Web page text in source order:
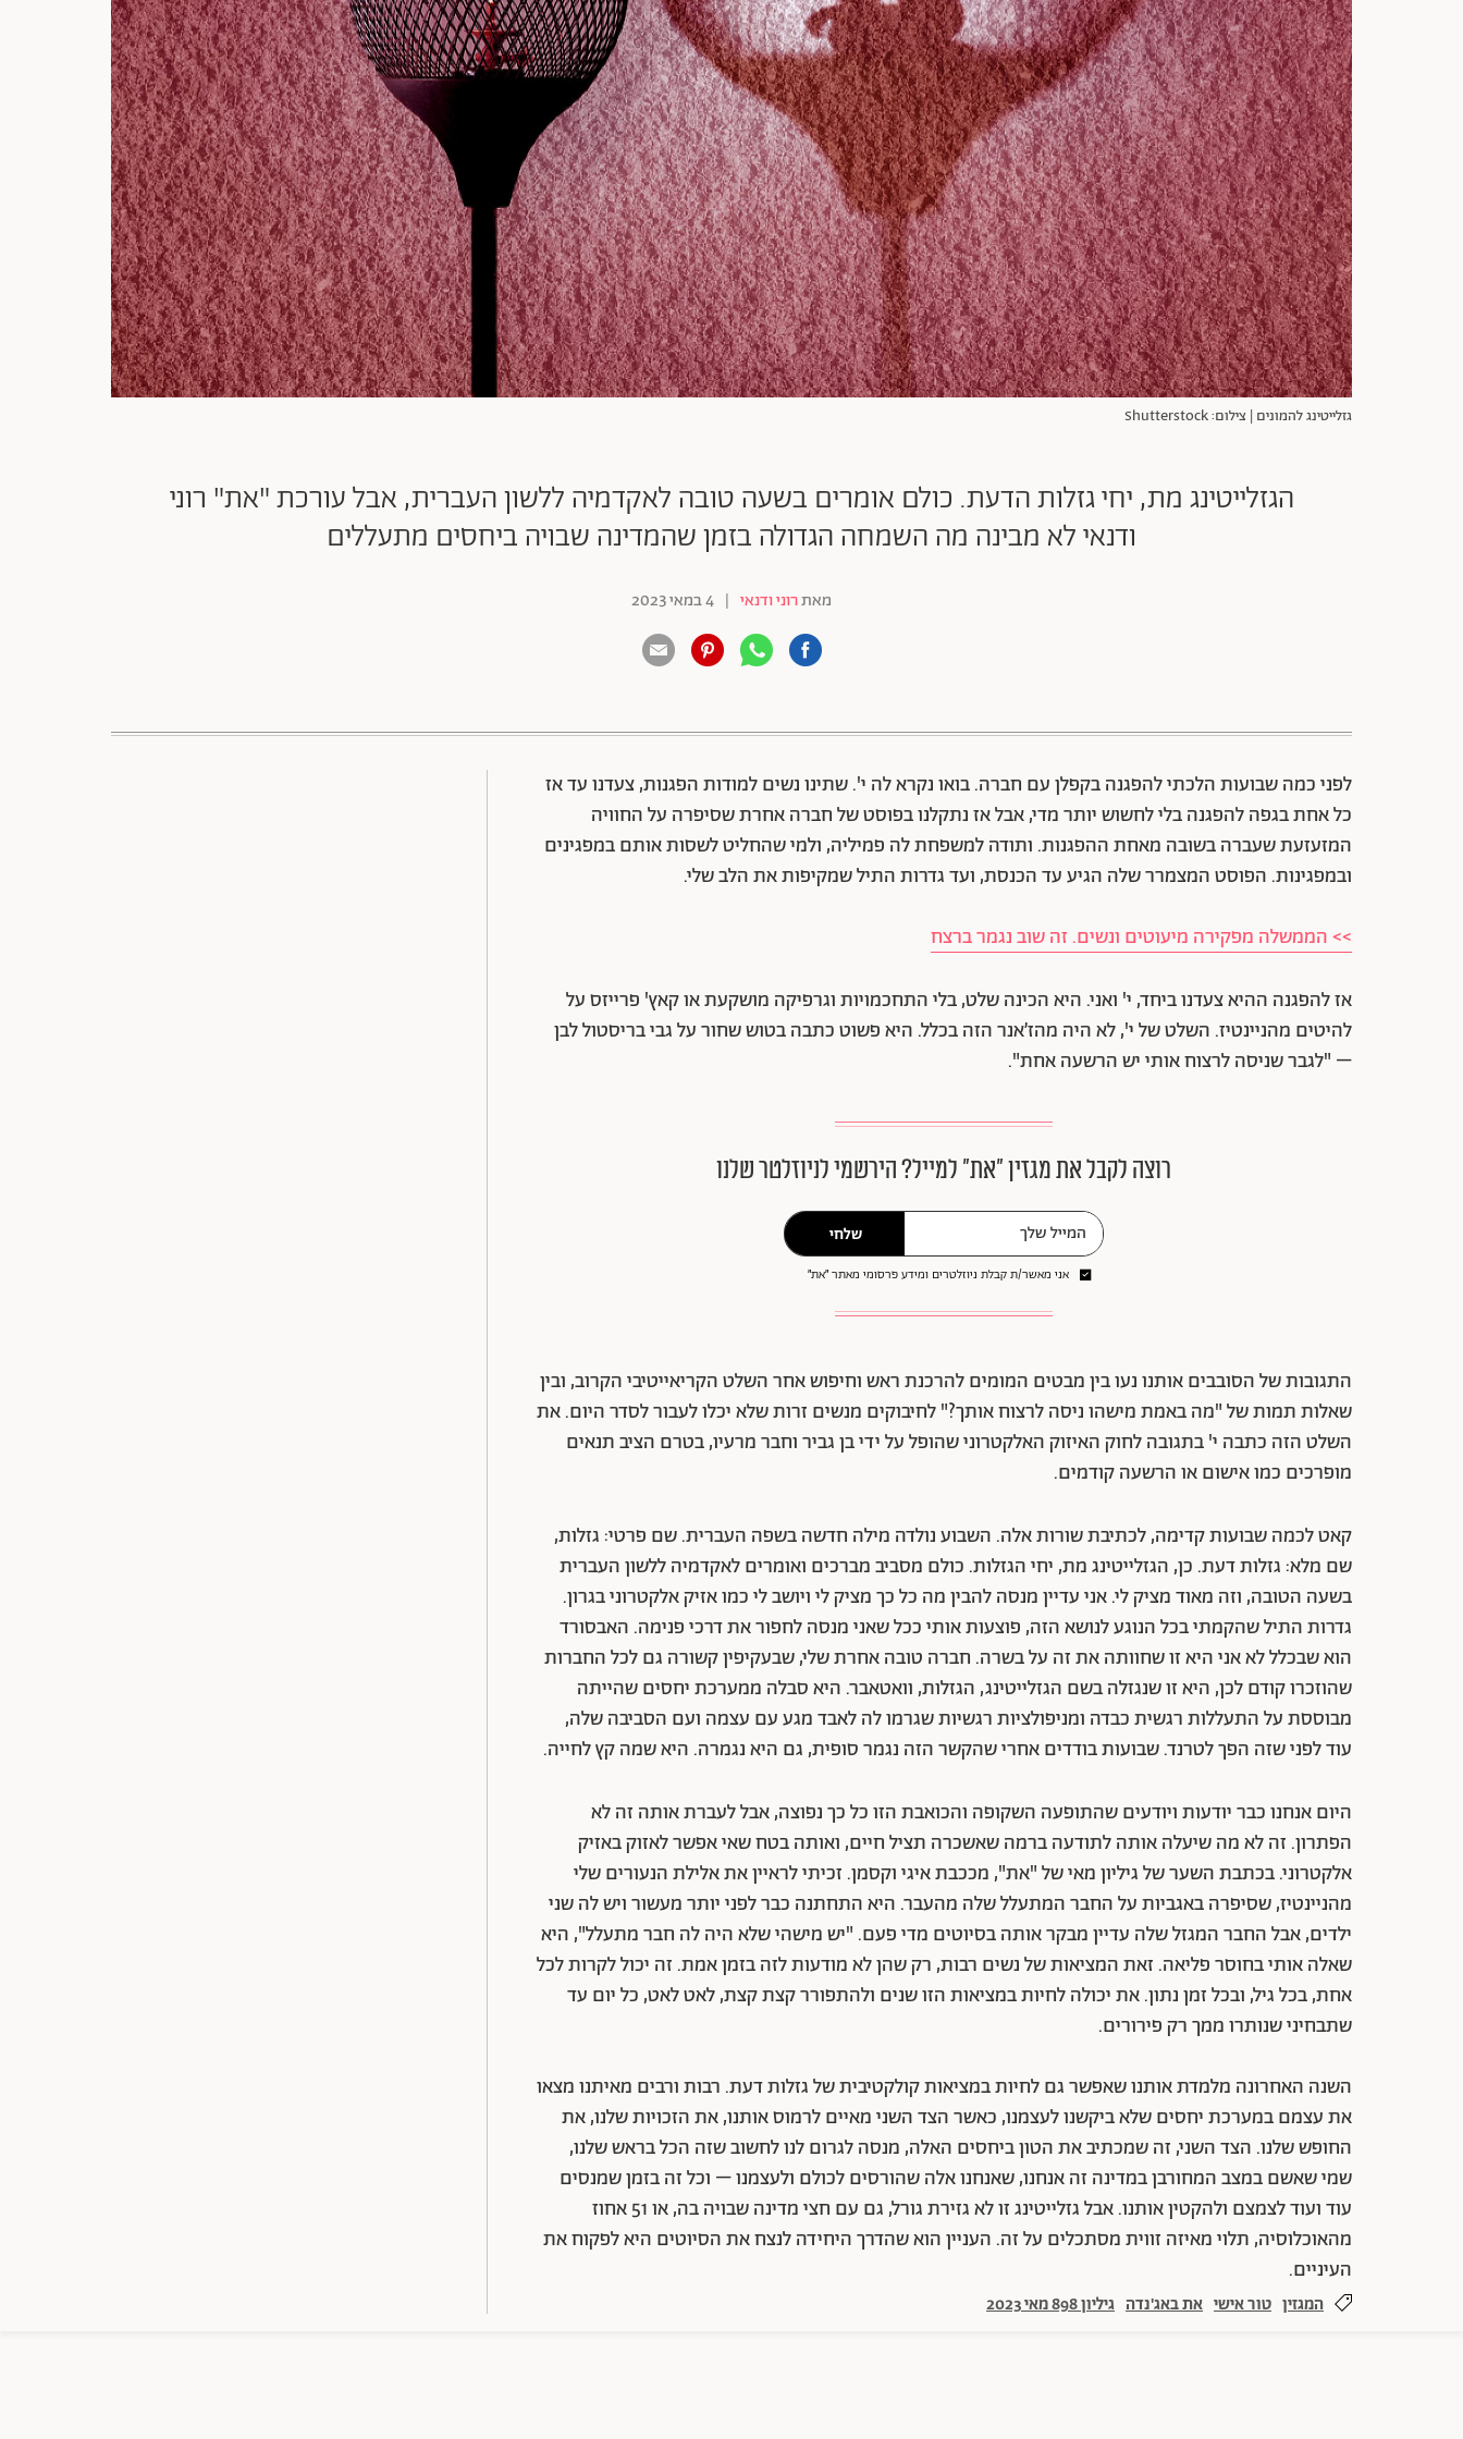
גזלייטינג להמונים | צילום: Shutterstock
הגזלייטינג מת, יחי גזלות הדעת. כולם אומרים בשעה טובה לאקדמיה ללשון העברית, אבל עורכת "את" רוני
ודנאי לא מבינה מה השמחה הגדולה בזמן שהמדינה שבויה ביחסים מתעללים
מאתרוני ודנאי | 4 במאי 2023
לפני כמה שבועות הלכתי להפגנה בקפלן עם חברה. בואו נקרא לה י'. שתינו נשים למודות הפגנות, צעדנו עד אז
כל אחת בגפה להפגנה בלי לחשוש יותר מדי, אבל אז נתקלנו בפוסט של חברה אחרת שסיפרה על החוויה
המזעזעת שעברה בשובה מאחת ההפגנות. ותודה למשפחת לה פמיליה, ולמי שהחליט לשסות אותם במפגינים
ובמפגינות. הפוסט המצמרר שלה הגיע עד הכנסת, ועד גדרות התיל שמקיפות את הלב שלי.
>> הממשלה מפקירה מיעוטים ונשים. זה שוב נגמר ברצח
אז להפגנה ההיא צעדנו ביחד, י' ואני. היא הכינה שלט, בלי התחכמויות וגרפיקה מושקעת או קאץ' פרייזס על
להיטים מהניינטיז. השלט של י', לא היה מהז׳אנר הזה בכלל. היא פשוט כתבה בטוש שחור על גבי בריסטול לבן
– "לגבר שניסה לרצוח אותי יש הרשעה אחת".
רוצה לקבל את מגזין ״את״ למייל? הירשמי לניוזלטר שלנו
שלחי
אני מאשר/ת קבלת ניוזלטרים ומידע פרסומי מאתר ״את״
התגובות של הסובבים אותנו נעו בין מבטים המומים להרכנת ראש וחיפוש אחר השלט הקריאייטיבי הקרוב, ובין
שאלות תמות של "מה באמת מישהו ניסה לרצוח אותך?" לחיבוקים מנשים זרות שלא יכלו לעבור לסדר היום. את
השלט הזה כתבה י' בתגובה לחוק האיזוק האלקטרוני שהופל על ידי בן גביר וחבר מרעיו, בטרם הציב תנאים
מופרכים כמו אישום או הרשעה קודמים.
קאט לכמה שבועות קדימה, לכתיבת שורות אלה. השבוע נולדה מילה חדשה בשפה העברית. שם פרטי: גזלות,
שם מלא: גזלות דעת. כן, הגזלייטינג מת, יחי הגזלות. כולם מסביב מברכים ואומרים לאקדמיה ללשון העברית
בשעה הטובה, וזה מאוד מציק לי. אני עדיין מנסה להבין מה כל כך מציק לי ויושב לי כמו אזיק אלקטרוני בגרון.
גדרות התיל שהקמתי בכל הנוגע לנושא הזה, פוצעות אותי ככל שאני מנסה לחפור את דרכי פנימה. האבסורד
הוא שבכלל לא אני היא זו שחוותה את זה על בשרה. חברה טובה אחרת שלי, שבעקיפין קשורה גם לכל החברות
שהוזכרו קודם לכן, היא זו שנגזלה בשם הגזלייטינג, הגזלות, וואטאבר. היא סבלה ממערכת יחסים שהייתה
מבוססת על התעללות רגשית כבדה ומניפולציות רגשיות שגרמו לה לאבד מגע עם עצמה ועם הסביבה שלה,
עוד לפני שזה הפך לטרנד. שבועות בודדים אחרי שהקשר הזה נגמר סופית, גם היא נגמרה. היא שמה קץ לחייה.
היום אנחנו כבר יודעות ויודעים שהתופעה השקופה והכואבת הזו כל כך נפוצה, אבל לעברת אותה זה לא
הפתרון. זה לא מה שיעלה אותה לתודעה ברמה שאשכרה תציל חיים, ואותה בטח שאי אפשר לאזוק באזיק
אלקטרוני. בכתבת השער של גיליון מאי של "את", מככבת איגי וקסמן. זכיתי לראיין את אלילת הנעורים שלי
מהניינטיז, שסיפרה באגביות על החבר המתעלל שלה מהעבר. היא התחתנה כבר לפני יותר מעשור ויש לה שני
ילדים, אבל החבר המגזל שלה עדיין מבקר אותה בסיוטים מדי פעם. "יש מישהי שלא היה לה חבר מתעלל", היא
שאלה אותי בחוסר פליאה. זאת המציאות של נשים רבות, רק שהן לא מודעות לזה בזמן אמת. זה יכול לקרות לכל
אחת, בכל גיל, ובכל זמן נתון. את יכולה לחיות במציאות הזו שנים ולהתפורר קצת קצת, לאט לאט, כל יום עד
שתבחיני שנותרו ממך רק פירורים.
השנה האחרונה מלמדת אותנו שאפשר גם לחיות במציאות קולקטיבית של גזלות דעת. רבות ורבים מאיתנו מצאו
את עצמם במערכת יחסים שלא ביקשנו לעצמנו, כאשר הצד השני מאיים לרמוס אותנו, את הזכויות שלנו, את
החופש שלנו. הצד השני, זה שמכתיב את הטון ביחסים האלה, מנסה לגרום לנו לחשוב שזה הכל בראש שלנו,
שמי שאשם במצב המחורבן במדינה זה אנחנו, שאנחנו אלה שהורסים לכולם ולעצמנו – וכל זה בזמן שמנסים
עוד ועוד לצמצם ולהקטין אותנו. אבל גזלייטינג זו לא גזירת גורל, גם עם חצי מדינה שבויה בה, או 51 אחוז
מהאוכלוסיה, תלוי מאיזה זווית מסתכלים על זה. העניין הוא שהדרך היחידה לנצח את הסיוטים היא לפקוח את
העיניים.
המגזין טור אישי את באג'נדה גיליון 898 מאי 2023